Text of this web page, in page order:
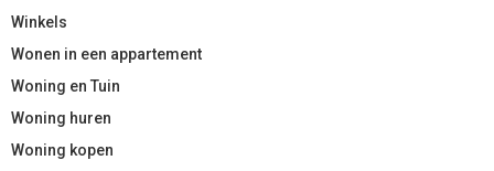
Winkels
Wonen in een appartement
Woning en Tuin
Woning huren
Woning kopen